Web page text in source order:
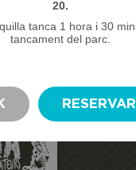
LES MEVES ENTRADES
ESTADA
20.
tanca 1 hora i 30
tancament del parc.
RESERVAR